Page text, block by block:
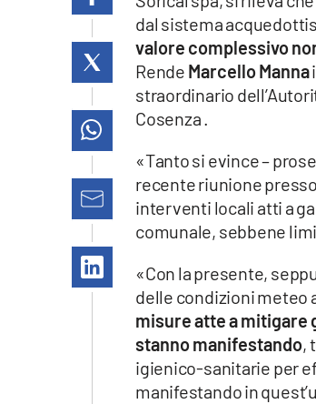
lacapitalenews.it
Vai
dal sistema
valore complessivo
Rende Marcello Manna
straordinario
Cosenza .
«Tanto si evince –
recente riunione
interventi locali atti a
comunale, sebbene
«Con la presente,
delle condizioni meteo
misure atte a mitigare
stanno manifestando,
igienico-sanitarie per
manifestando in